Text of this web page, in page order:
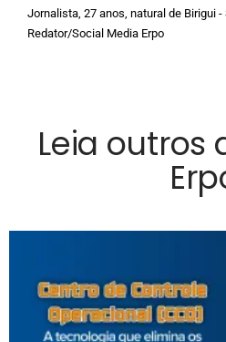
Jornalista, 27 anos, natural de Birigui
Redator/Social Media Erpo
Leia outros